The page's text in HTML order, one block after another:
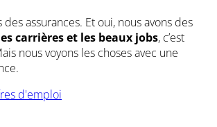
assurances. Et oui, nous avons des
carrières et les beaux jobs, c’est
nous voyons les choses avec une
d'emploi